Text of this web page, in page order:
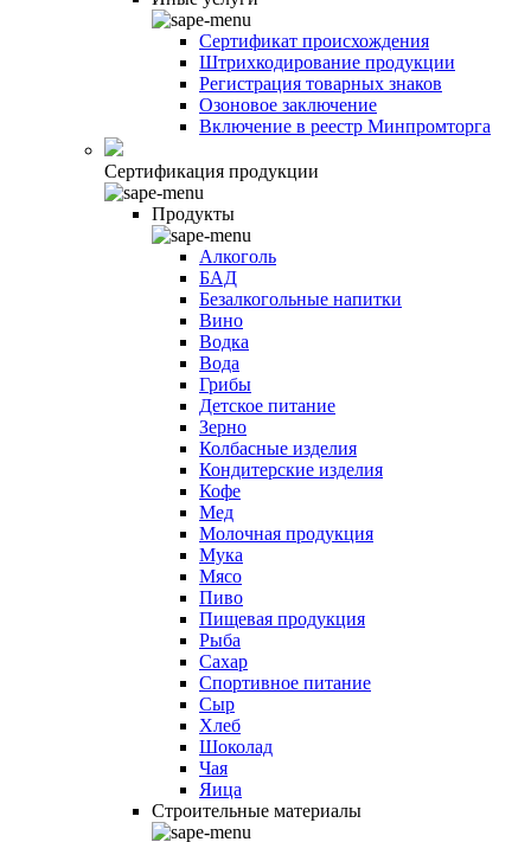
Сертификат происхождения
Штрихкодирование продукции
Регистрация товарных знаков
Озоновое заключение
Включение в реестр Минпромторга
Сертификация продукции
Продукты
Алкоголь
БАД
Безалкогольные напитки
Вино
Водка
Вода
Грибы
Детское питание
Зерно
Колбасные изделия
Кондитерские изделия
Кофе
Мед
Молочная продукция
Мука
Мясо
Пиво
Пищевая продукция
Рыба
Сахар
Спортивное питание
Сыр
Хлеб
Шоколад
Чая
Яица
Строительные материалы